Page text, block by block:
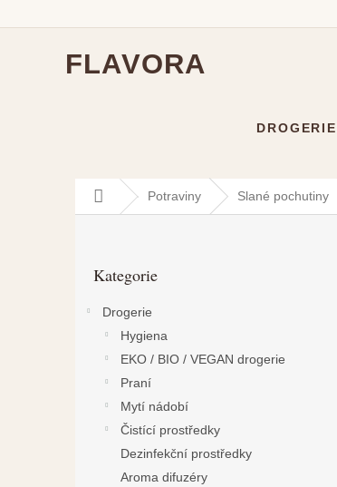
FLAVORA
DROGERIE
Domů Potraviny Slané pochutiny
kategorie
Kategorie
Drogerie
Hygiena
EKO / BIO / VEGAN drogerie
Praní
Mytí nádobí
Čistící prostředky
Dezinfekční prostředky
Aroma difuzéry